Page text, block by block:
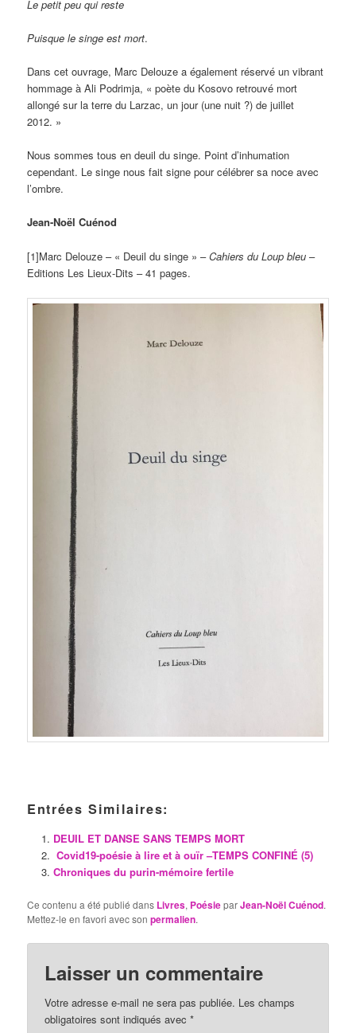
Le petit peu qui reste
Puisque le singe est mort.
Dans cet ouvrage, Marc Delouze a également réservé un vibrant
hommage à Ali Podrimja, « poète du Kosovo retrouvé mort
allongé sur la terre du Larzac, un jour (une nuit ?) de juillet
2012. »
Nous sommes tous en deuil du singe. Point d’inhumation
cependant. Le singe nous fait signe pour célébrer sa noce avec
l’ombre.
Jean-Noël Cuénod
[1]Marc Delouze – « Deuil du singe » –Cahiers du Loup bleu–
Editions Les Lieux-Dits – 41 pages.
Entrées Similaires:
DEUIL ET DANSE SANS TEMPS MORT
Covid19-poésie à lire et à ouïr –TEMPS CONFINÉ (5)
Chroniques du purin-mémoire fertile
Ce contenu a été publié dans Livres, PoésieparJean-Noël Cuénod.
Mettez-le en favori avec sonpermalien.
Laisser un commentaire
Votre adresse e-mail ne sera pas publiée. Les champs
obligatoires sont indiqués avec*